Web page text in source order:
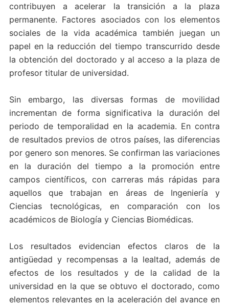
contribuyen a acelerar la transición a la plaza
permanente. Factores asociados con los elementos
sociales de la vida académica también juegan un
papel en la reducción del tiempo transcurrido desde
la obtención del doctorado y al acceso a la plaza de
profesor titular de universidad.
Sin embargo, las diversas formas de movilidad
incrementan de forma significativa la duración del
periodo de temporalidad en la academia. En contra
de resultados previos de otros países, las diferencias
por genero son menores. Se confirman las variaciones
en la duración del tiempo a la promoción entre
campos científicos, con carreras más rápidas para
aquellos que trabajan en áreas de Ingeniería y
Ciencias tecnológicas, en comparación con los
académicos de Biología y Ciencias Biomédicas.
Los resultados evidencian efectos claros de la
antigüedad y recompensas a la lealtad, además de
efectos de los resultados y de la calidad de la
universidad en la que se obtuvo el doctorado, como
elementos relevantes en la aceleración del avance en